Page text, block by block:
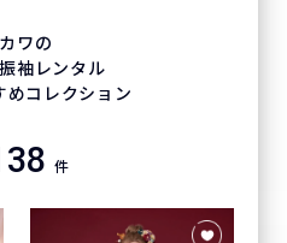
ワの
袖レンタル
めコレクション
件